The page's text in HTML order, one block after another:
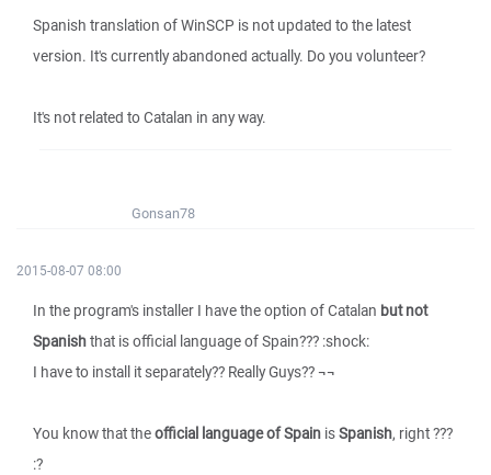
Spanish translation of WinSCP is not updated to the latest
version. It's currently abandoned actually. Do you volunteer?
It's not related to Catalan in any way.
Gonsan78
2015-08-07 08:00
In the program's installer I have the option of Catalan but not
Spanishthat is official language of Spain??? :shock:
I have to install it separately?? Really Guys?? ¬¬
You know that theofficial language of Spain isSpanish, right ???
:?